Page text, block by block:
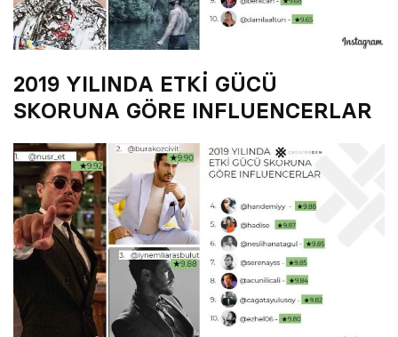
2019 YILINDA ETKİ GÜCÜ
SKORUNA GÖRE INFLUENCERLAR